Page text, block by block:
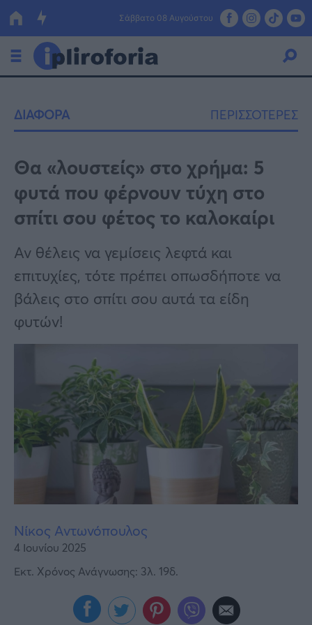
Σάββατο 08 Αυγούστου
Οικονομία
Πολιτική
Τράπεζες
Επιδοτήσεις
ΕΣΠΑ
Κόσμος
Lifestyle
Αθλητικά
Υγεία
Γυναίκα
Καιρός
ΔΙΑΦΟΡΑ ΠΕΡΙΣΣΟΤΕΡΕΣ
Θα «λουστείς» στο χρήμα: 5
φυτά που φέρνουν τύχη στο
σπίτι σου φέτος το καλοκαίρι
Αν θέλεις να γεμίσεις λεφτά και
επιτυχίες, τότε πρέπει οπωσδήποτε να
βάλεις στο σπίτι σου αυτά τα είδη
φυτών!
Νίκος Αντωνόπουλος
4 Ιουνίου 2025
Εκτ. Χρόνος Ανάγνωσης: 3λ. 19δ.